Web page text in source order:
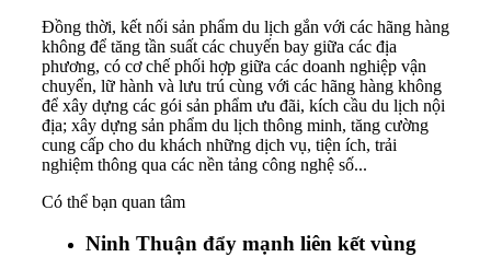
Đồng thời, kết nối sản phẩm du lịch gắn với các hãng hàng
không để tăng tần suất các chuyến bay giữa các địa
phương, có cơ chế phối hợp giữa các doanh nghiệp vận
chuyển, lữ hành và lưu trú cùng với các hãng hàng không
để xây dựng các gói sản phẩm ưu đãi, kích cầu du lịch nội
địa; xây dựng sản phẩm du lịch thông minh, tăng cường
cung cấp cho du khách những dịch vụ, tiện ích, trải
nghiệm thông qua các nền tảng công nghệ số...
Có thể bạn quan tâm
Ninh Thuận đẩy mạnh liên kết vùng